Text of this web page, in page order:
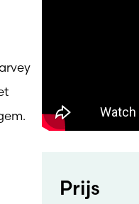
Prijs